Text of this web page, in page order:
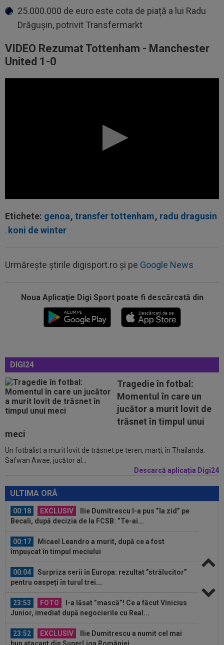
25.000.000 de euro este cota de piață a lui Radu
Drăgușin, potrivit Transfermarkt
VIDEO Rezumat Tottenham - Manchester
United 1-0
Etichete: genoa, transfer tottenham, radu dragusin
, koni de winter
Urmărește știrile digisport.ro și pe Google News
Noua Aplicaţie Digi Sport poate fi descărcată din
DIGI24
Tragedie în fotbal:
Momentul în care un
jucător a murit lovit de
trăsnet în timpul unui
meci
Un fotbalist a murit lovit de trăsnet pe teren, marţi, în Thailanda.
Safwan Awae, jucător al...
Descarcă aplicația Digi24
ULTIMA ORĂ
00:17
Micael Leandro a murit, după ce a fost
00:04
Surpriza serii în Europa: rezultat ”strălucitor”
pentru oaspeți în turul trei...
FOTO
I-a lăsat ”mască”! Ce a făcut Vinicius
23:52 EXCLUSIV
Ilie Dumitrescu a numit cel mai
bun atacant din SuperLiga României
23:51
Surpriza din preliminariile Champions League
le-a rupt seria de victorii...
Dan Petrescu s-a decis
00:19 Jovo Lukic e în fața transferului carierei
Becali, după decizia de la FCSB: ”Te-ai...
00:17
Micael Leandro a murit, după ce a fost
împușcat în timpul meciului
00:04
Surpriza serii în Europa: rezultat ”strălucitor”
pentru oaspeți în turul trei...
23:53 FOTO
I-a lăsat ”mască”! Ce a făcut Vinicius
Junior, imediat după negocierile cu Real...
23:52 EXCLUSIV
Ilie Dumitrescu a numit cel mai
bun atacant din SuperLiga României
23:51
Surpriza din preliminariile Champions League